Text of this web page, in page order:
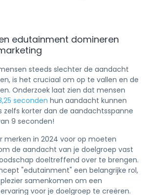
edutainment domineren
steeds slechter de aandacht
is het cruciaal om op te vallen en de
Onderzoek laat zien dat mensen
seconden hun aandacht kunnen
zelfs korter dan de aandachtsspanne
9 seconden!
merken in 2024 voor op moeten
de aandacht van je doelgroep vast
doeltreffend over te brengen.
"edutainment" een belangrijke rol,
samenkomen om een
voor je doelgroep te creëren.